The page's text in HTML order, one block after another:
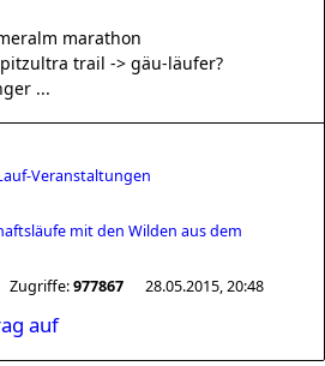
marathon
trail -> gäu-läufer?
...
Veranstaltungen
mit den Wilden aus dem
Zugriffe:977867 28.05.2015, 20:48
auf